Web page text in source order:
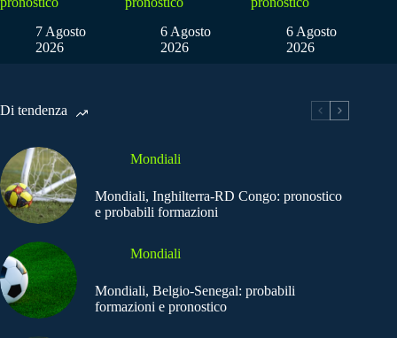
7 Agosto
2026
6 Agosto
2026
6 Agosto
2026
Di tendenza
Mondiali
Mondiali, Inghilterra-RD Congo: pronostico
e probabili formazioni
Mondiali
Mondiali, Belgio-Senegal: probabili
formazioni e pronostico